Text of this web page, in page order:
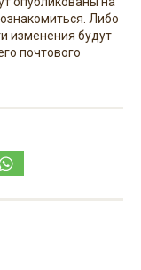
Либо
изменения будут
почтового